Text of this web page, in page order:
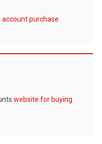
account purchase
website for buying